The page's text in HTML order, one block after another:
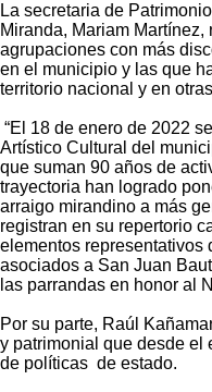
La secretaria de
Miranda, Mariam
agrupaciones con más
en el municipio y las que
territorio nacional y en
“El 18 de enero de 2022
Artístico Cultural del
que suman 90 años de
trayectoria han logrado
arraigo mirandino a más
registran en su repertorio
elementos representativos
asociados a San Juan
las parrandas en honor al
Por su parte, Raúl
y patrimonial que desde el
de políticas de estado.